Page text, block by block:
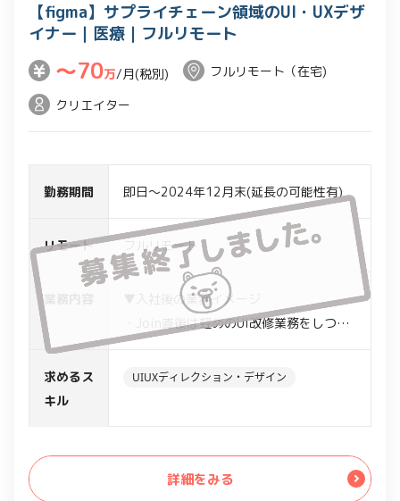
【figma】サプライチェーン領域のUI・UXデザ
イナー｜医療｜フルリモート
〜70万/月(税別)
フルリモート（在宅)
クリエイター
勤務期間 即日～2024年12月末(延長の可能性有)
リモート フルリモート
▼入社後の業務イメージ
・Join直後は軽めのUI改修業務をしつ
つ、プロダクトやドメインのキャッチア
ップをしていただきます
・エンジニアとの仕様調整
求めるス
キル
UIUXディレクション・デザイン
詳細をみる